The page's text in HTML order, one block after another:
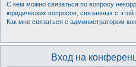
С кем можно связаться по вопросу
юридических вопросов, связанных с
Как мне связаться с администратором
Вход на